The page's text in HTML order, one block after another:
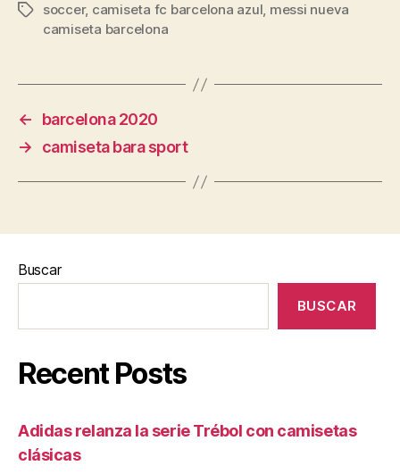
Etiquetas
soccer, camiseta fc barcelona azul, messi nueva
camiseta barcelona
←
barcelona 2020
→
camiseta bara sport
Buscar
BUSCAR
Recent Posts
Adidas relanza la serie Trébol con camisetas
clásicas